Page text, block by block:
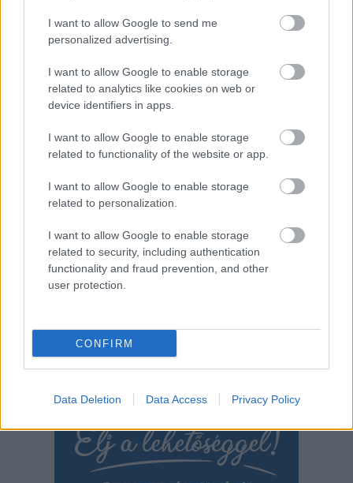
I want to allow Google to send me
personalized advertising.
I want to allow Google to enable storage
related to analytics like cookies on web or
device identifiers in apps.
I want to allow Google to enable storage
related to functionality of the website or app.
I want to allow Google to enable storage
related to personalization.
I want to allow Google to enable storage
related to security, including authentication
functionality and fraud prevention, and other
user protection.
CONFIRM
Data Deletion Data Access Privacy Policy
2026.08.03. Támogatott Tartalom
Nyári papucs – a szabadság és a kényelem érzése a
Amikor a hőmérő higanyszála egyre feljebb kúszik, a
lábadnak is szüksége van a jól megérdemelt felfrissülésre...